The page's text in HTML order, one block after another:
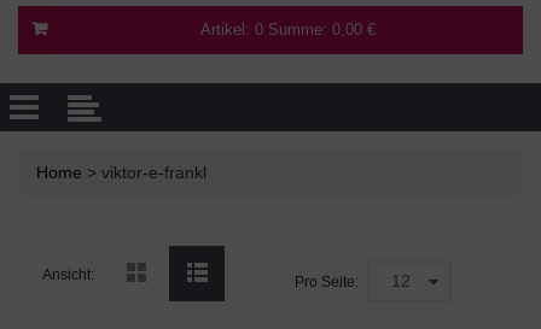
Artikel: 0 Summe: 0,00 €
Home > viktor-e-frankl
Ansicht: Pro Seite: